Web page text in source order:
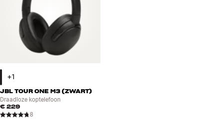
JBL TOUR ONE M3 (ZWART)
Draadloze koptelefoon
€ 229
8